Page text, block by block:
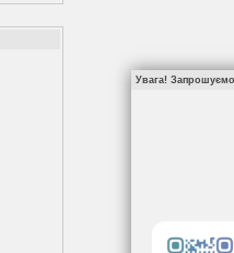
Увага! Запрошуємо